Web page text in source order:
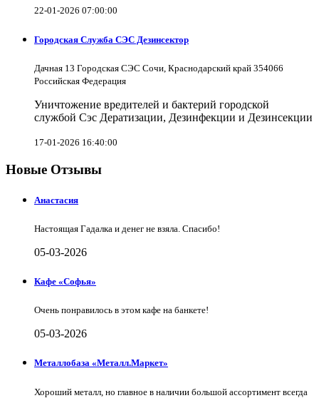
22-01-2026 07:00:00
Городская Служба СЭС Дезинсектор
Дачная 13 Городская СЭС Сочи, Краснодарский край 354066
Российская Федерация
Уничтожение вредителей и бактерий городской
службой Сэс Дератизации, Дезинфекции и Дезинсекции
17-01-2026 16:40:00
Новые Отзывы
Анастасия
Настоящая Гадалка и денег не взяла. Спасибо!
05-03-2026
Кафе «Софья»
Очень понравилось в этом кафе на банкете!
05-03-2026
Металлобаза «Металл.Маркет»
Хороший металл, но главное в наличии большой ассортимент всегда